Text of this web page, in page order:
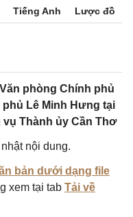
Tiếng Anh Lược đồ
phòng Chính phủ
Lê Minh Hưng tại
Thành ủy Cần Thơ
nội dung.
bản dưới dạng file
xem tại tab Tải về